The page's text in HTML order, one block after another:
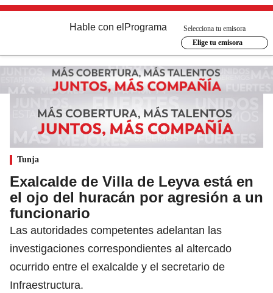
Hable con el Programa
Selecciona tu emisora
Elige tu emisora
Tunja
Exalcalde de Villa de Leyva está en
el ojo del huracán por agresión a un
funcionario
Las autoridades competentes adelantan las
investigaciones correspondientes al altercado
ocurrido entre el exalcalde y el secretario de
Infraestructura.